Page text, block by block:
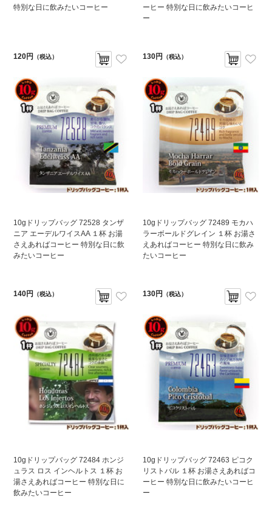
特別な日に飲みたいコーヒー
120円 （税込）
ーヒー 特別な日に飲みたいコーヒ
ー
130円 （税込）
10gドリップバッグ 72528 タンザ
ニア エーデルワイスAA １杯 お湯
さえあればコーヒー 特別な日に飲
みたいコーヒー
140円 （税込）
10gドリップバッグ 72489 モカハ
ラーボールドグレイン １杯 お湯さ
えあればコーヒー 特別な日に飲み
たいコーヒー
130円 （税込）
10gドリップバッグ 72484 ホンジ
ュラス ロス インヘルトス １杯 お
湯さえあればコーヒー 特別な日に
飲みたいコーヒー
10gドリップバッグ 72463 ピコク
リストバル １杯 お湯さえあればコ
ーヒー 特別な日に飲みたいコーヒ
ー